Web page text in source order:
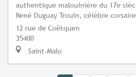
authentique malouinière du 17e
René Duguay Trouin, célèbre
12 rue de Coëtquen
35400
Saint-Malo